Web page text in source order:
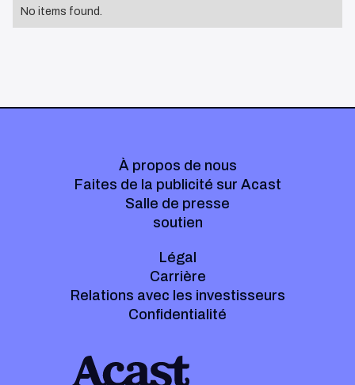
No items found.
À propos de nous
Faites de la publicité sur Acast
Salle de presse
soutien
Légal
Carrière
Relations avec les investisseurs
Confidentialité